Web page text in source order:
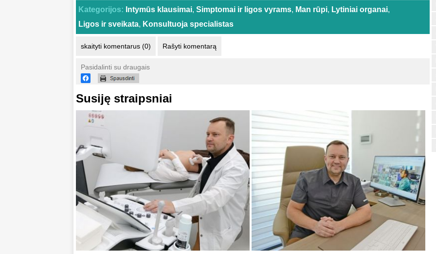
Kategorijos: Intymūs klausimai, Simptomai ir ligos vyrams, Man rūpi, Lytiniai organai,
Ligos ir sveikata, Konsultuoja specialistas
skaityti komentarus (0) Rašyti komentarą
Pasidalinti su draugais
Susiję straipsniai